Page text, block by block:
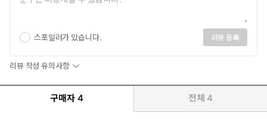
스포일러가 있습니다. 리뷰 등록
리뷰 작성 유의사항
구매자 4 전체 4